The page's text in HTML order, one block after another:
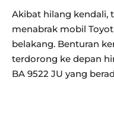
Akibat hilang kendali,
menabrak mobil
belakang. Benturan
terdorong ke depan
BA 9522 JU yang